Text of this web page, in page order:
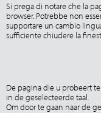
Si prega di notare che la
browser. Potrebbe non
supportare un cambio
sufficiente chiudere la
De pagina die u probeert
in de geselecteerde taal.
Om door te gaan naar de